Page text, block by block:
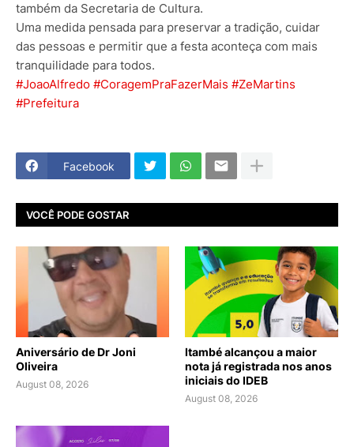
também da Secretaria de Cultura.
Uma medida pensada para preservar a tradição, cuidar
das pessoas e permitir que a festa aconteça com mais
tranquilidade para todos.
#JoaoAlfredo #CoragemPraFazerMais #ZeMartins
#Prefeitura
Facebook
VOCÊ PODE GOSTAR
Aniversário de Dr Joni
Oliveira
August 08, 2026
Itambé alcançou a maior
nota já registrada nos anos
iniciais do IDEB
August 08, 2026